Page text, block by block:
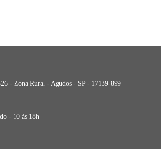
- Zona Rural - Agudos - SP - 17139-899
- 10 às 18h